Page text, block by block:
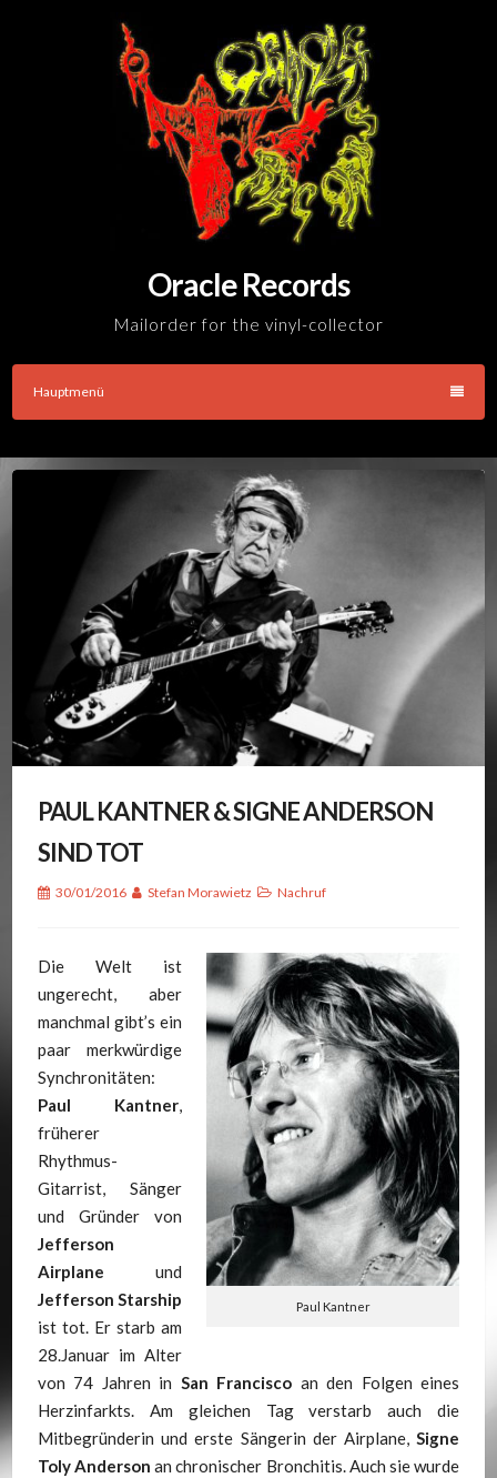
Oracle Records
Mailorder for the vinyl-collector
Hauptmenü
PAUL KANTNER & SIGNE ANDERSON
SIND TOT
30/01/2016 Stefan Morawietz Nachruf
Paul Kantner
Die Welt ist
ungerecht, aber
manchmal gibt’s ein
paar merkwürdige
Synchronitäten:
Paul Kantner,
früherer
Rhythmus-
Gitarrist, Sänger
und Gründer von
Jefferson
Airplane und
Jefferson Starship
ist tot. Er starb am
28.Januar im Alter
von 74 Jahren in San Francisco an den Folgen eines
Herzinfarkts. Am gleichen Tag verstarb auch die
Mitbegründerin und erste Sängerin der Airplane,Signe
Toly Anderson an chronischer Bronchitis. Auch sie wurde